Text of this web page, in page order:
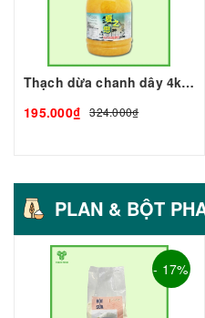
Thạch dừa chanh dây 4kg I Nguyên Liệu Pha Chế - Tobee Food
195.000₫
324.000₫
PLAN & BỘT
- 17%